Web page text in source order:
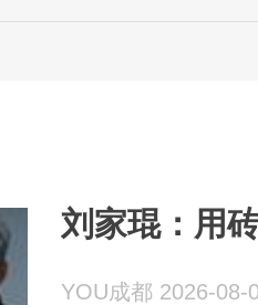
刘家琨：用
YOU成都 2026-08-